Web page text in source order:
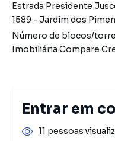
Estrada Presidente
1589 - Jardim dos
Número de blocos/
Imobiliária Compare
Entrar em
11 pessoas